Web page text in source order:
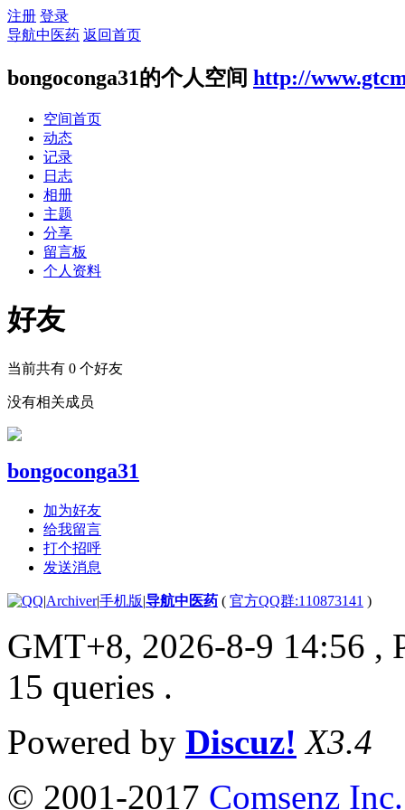
注册 登录
导航中医药 返回首页
bongoconga31的个人空间 http://
空间首页
动态
记录
日志
相册
主题
分享
留言板
个人资料
好友
当前共有 0 个好友
没有相关成员
bongoconga31
加为好友
给我留言
打个招呼
发送消息
|Archiver|手机版|导航中医药 ( 官方QQ群:110873141 )
GMT+8, 2026-8-9 14:56 ,
15 queries .
Powered by Discuz! X3.4
© 2001-2017 Comsenz Inc.